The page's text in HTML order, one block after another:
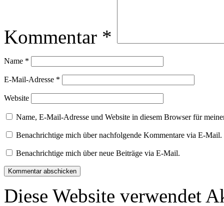
Kommentar *
Name *
E-Mail-Adresse *
Website
Name, E-Mail-Adresse und Website in diesem Browser für
Benachrichtige mich über nachfolgende Kommentare via E-Mail.
Benachrichtige mich über neue Beiträge via E-Mail.
Diese Website verwendet